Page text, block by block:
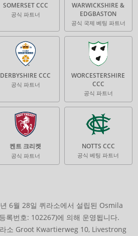
SOMERSET CCC
공식 파트너
WARWICKSHIRE &
EDGBASTON
공식 국제 베팅 파트너
DERBYSHIRE CCC
공식 파트너
WORCESTERSHIRE
CCC
공식 파트너
켄트 크리켓
공식 파트너
NOTTS CCC
공식 베팅 파트너
6월 28일 퀴라소에서 설립된 Osmila
록번호: 102267)에 의해 운영됩니다.
소 Groot Kwartierweg 10, Livestrong